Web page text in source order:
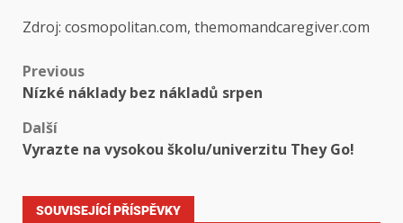
Zdroj: cosmopolitan.com, themomandcaregiver.com
Previous
Nízké náklady bez nákladů srpen
Další
Vyrazte na vysokou školu/univerzitu They Go!
SOUVISEJÍCÍ PŘÍSPĚVKY